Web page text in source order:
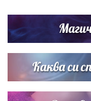
Димов издадоха
Дъщерята на Тодор
Братя Аргирови я
Каква си